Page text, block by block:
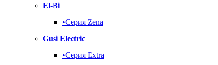
El-Bi
•Серия Zena
Gusi Electric
•Серия Extra